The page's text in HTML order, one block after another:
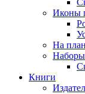
Иконы
На
Книги